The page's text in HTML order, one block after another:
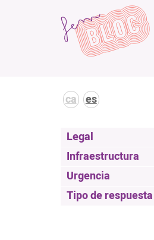
ca es
Legal
Infraestructura
Urgencia
Tipo de respuesta